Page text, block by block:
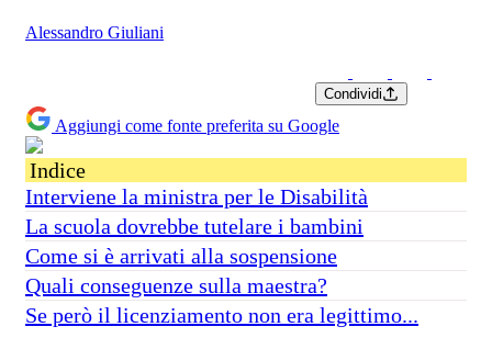
Alessandro Giuliani
Condividi
Aggiungi come fonte preferita su Google
Indice
Interviene la ministra per le Disabilità
La scuola dovrebbe tutelare i bambini
Come si è arrivati alla sospensione
Quali conseguenze sulla maestra?
Se però il licenziamento non era legittimo...